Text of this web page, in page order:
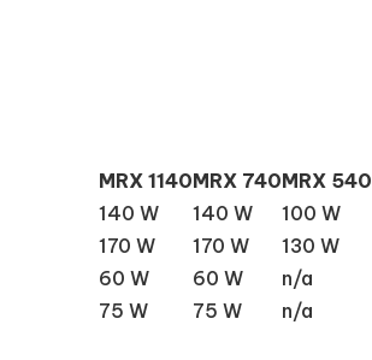
MRX 1140MRX 740MRX 540
140 W 140 W
100 W
170 W 170 W
130 W
60 W 60 W
n/a
75 W 75 W
n/a